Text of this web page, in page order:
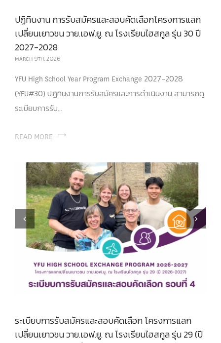
ปฏิทินงาน การรับสมัครและสอบคัดเลือกโครงการแลก
เปลี่ยนเยาวชน วาย.เอฟ.ยู. ณ โรงเรียนไฮสกูล รุ่น 30 ปี
2027-2028
MARCH 9TH, 2026
YFU High School Year Program Exchange 2027-2028
(YFU#30) ปฏิทินงานการรับสมัครและการดำเนินงาน สามารถดู
ระเบียบการรับ...
READ MORE
Previous
ระเบียบการรับสมัครและสอบคัดเลือก โครงการแลก
เปลี่ยนเยาวชน วาย.เอฟ.ยู. ณ โรงเรียนไฮสกูล รุ่น 29 (ปี